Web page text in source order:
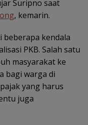
Suripno saat
, kemarin.
beberapa kendala
PKB. Salah satu
masyarakat ke
bagi warga di
yang harus
juga